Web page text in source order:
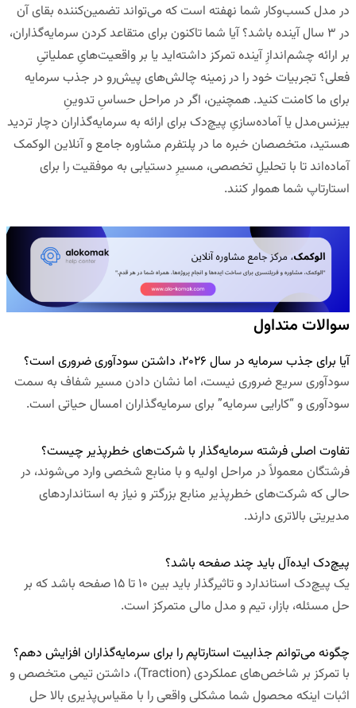
در مدل کسب‌وکار شما نهفته است که می‌تواند تضمین‌کننده بقای آن
در ۳ سال آینده باشد؟ آیا شما تاکنون برای متقاعد کردن سرمایه‌گذاران،
بر ارائه چشم‌اندازِ آینده تمرکز داشته‌اید یا بر واقعیت‌هایِ عملیاتیِ
فعلی؟ تجربیات خود را در زمینه چالش‌های پیش‌رو در جذب سرمایه
برای ما کامنت کنید. همچنین، اگر در مراحل حساسِ تدوینِ
بیزنس‌مدل یا آماده‌سازیِ پیچ‌دک برای ارائه به سرمایه‌گذاران دچار تردید
هستید، متخصصان خبره ما درپلتفرم مشاوره جامع و آنلاین الوکمک
آماده‌اند تا با تحلیلِ تخصصی، مسیرِ دستیابی به موفقیت را برای
استارتاپ شما هموار کنند.
سوالات متداول
آیا برای جذب سرمایه در سال ۲۰۲۶، داشتن سودآوری ضروری است؟
سودآوری سریع ضروری نیست، اما نشان دادن مسیر شفاف به سمت
سودآوری و “کارایی سرمایه” برای سرمایه‌گذاران امسال حیاتی است.
تفاوت اصلی فرشته سرمایه‌گذار با شرکت‌های خطرپذیر چیست؟
فرشتگان معمولاً در مراحل اولیه و با منابع شخصی وارد می‌شوند، در
حالی که شرکت‌های خطرپذیر منابع بزرگتر و نیاز به استانداردهای
مدیریتی بالاتری دارند.
پیچ‌دک ایده‌آل باید چند صفحه باشد؟
یک پیچ‌دک استاندارد و تاثیرگذار باید بین ۱۰ تا ۱۵ صفحه باشد که بر
حل مسئله، بازار، تیم و مدل مالی متمرکز است.
چگونه می‌توانم جذابیت استارتاپم را برای سرمایه‌گذاران افزایش دهم؟
با تمرکز بر شاخص‌های عملکردی (Traction)، داشتن تیمی متخصص و
اثبات اینکه محصول شما مشکلی واقعی را با مقیاس‌پذیری بالا حل